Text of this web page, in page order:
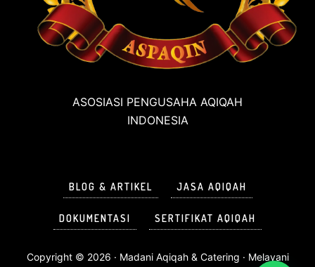
ASOSIASI PENGUSAHA AQIQAH
INDONESIA
BLOG & ARTIKEL JASA AQIQAH
DOKUMENTASI SERTIFIKAT AQIQAH
Copyright © 2026 · Madani Aqiqah & Catering · Melayani